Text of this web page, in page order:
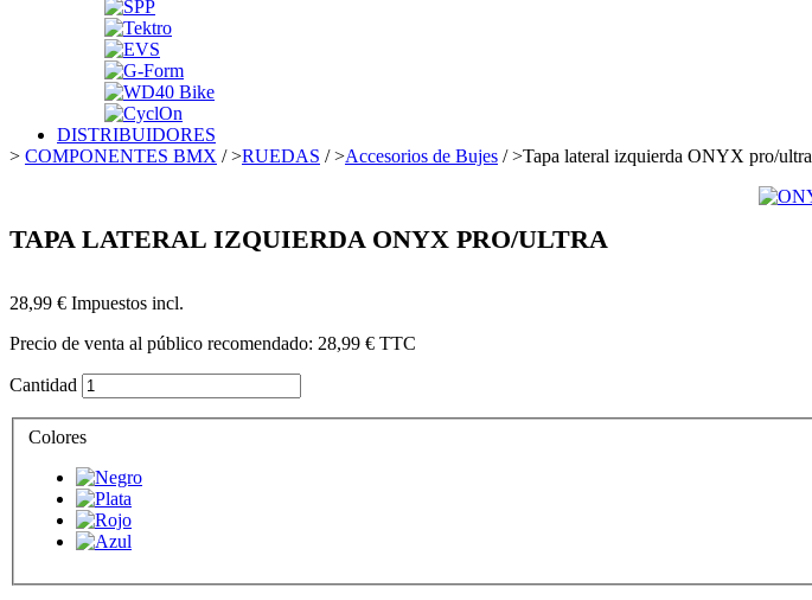
DISTRIBUIDORES
> COMPONENTES BMX />RUEDAS />Accesorios de Bujes />Tapa lateral izquierda ONYX pro/ultra
TAPA LATERAL IZQUIERDA ONYX PRO/ULTRA
28,99 € Impuestos incl.
Precio de venta al público recomendado: 28,99 € TTC
Cantidad
Colores